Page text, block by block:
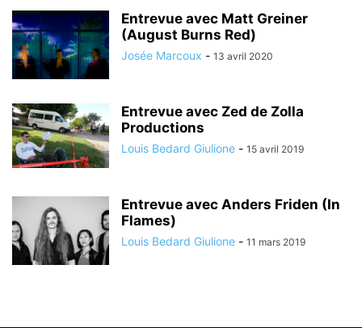
Entrevue avec Matt Greiner
(August Burns Red)
Josée Marcoux - 13 avril 2020
Entrevue avec Zed de Zolla
Productions
Louis Bedard Giulione - 15 avril 2019
Entrevue avec Anders Friden (In
Flames)
Louis Bedard Giulione - 11 mars 2019